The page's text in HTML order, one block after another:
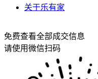
关于乐有家
免费查看全部成交信息
请使用微信扫码